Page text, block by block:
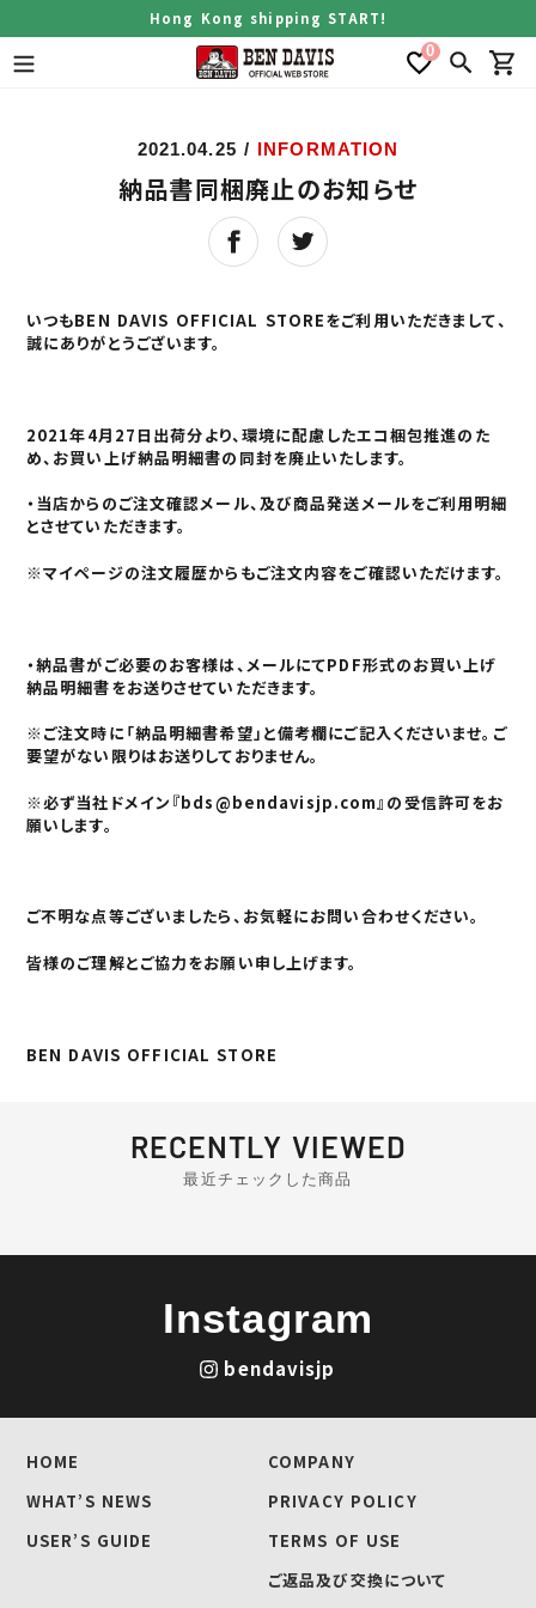
to
content
Hong Kong shipping START!
0
Search
2021.04.25 / INFORMATION
納品書同梱廃止のお知らせ
いつもBEN DAVIS OFFICIAL STOREをご利用いただきまして、
誠にありがとうございます。
2021年4月27日出荷分より、環境に配慮したエコ梱包推進のた
め、お買い上げ納品明細書の同封を廃止いたします。
・当店からのご注文確認メール、及び商品発送メールをご利用明細
とさせていただきます。
※マイページの注文履歴からもご注文内容をご確認いただけます。
・納品書がご必要のお客様は、メールにてPDF形式のお買い上げ
納品明細書をお送りさせていただきます。
※ご注文時に「納品明細書希望」と備考欄にご記入くださいませ。ご
要望がない限りはお送りしておりません。
※必ず当社ドメイン『bds@bendavisjp.com 』の受信許可をお
願いします。
ご不明な点等ございましたら、お気軽にお問い合わせください。
皆様のご理解とご協力をお願い申し上げます。
BEN DAVIS OFFICIAL STORE
RECENTLY VIEWED
最近チェックした商品
Instagram
bendavisjp
HOME
WHAT’S NEWS
USER’S GUIDE
COMPANY
PRIVACY POLICY
TERMS OF USE
ご返品及び交換について